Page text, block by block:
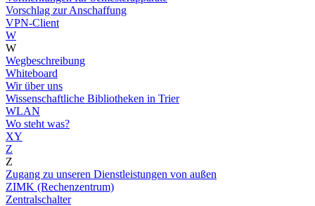
Vorschlag zur Anschaffung
VPN-Client
W
W
Wegbeschreibung
Whiteboard
Wir über uns
Wissenschaftliche Bibliotheken in Trier
WLAN
Wo steht was?
XY
Z
Z
Zugang zu unseren Dienstleistungen von außen
ZIMK (Rechenzentrum)
Zentralschalter